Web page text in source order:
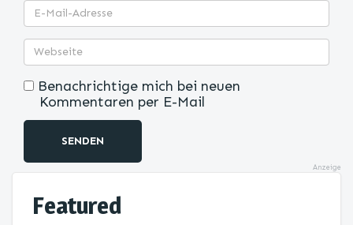
Benachrichtige mich bei neuen
Kommentaren per E-Mail
SENDEN
Anzeige
Featured